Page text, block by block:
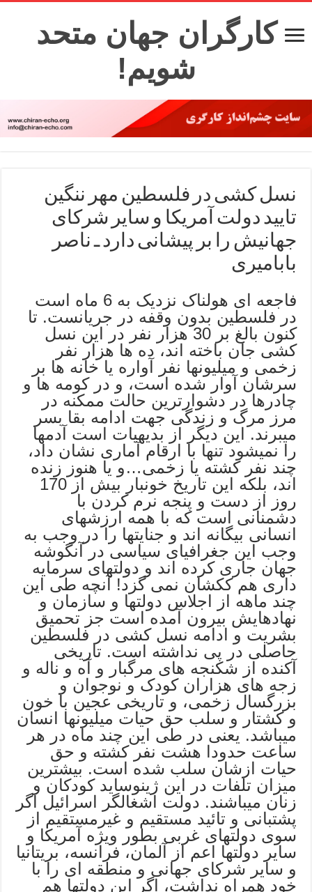
کارگران جهان متحد
شویم!
نسل کشی در فلسطین مهر ننگین
تایید دولت آمریکا و سایر شرکای
جهانیش را بر پیشانی دارد ـ ناصر
بابامیری
فاجعه ای هولناک نزدیک به 6 ماه است
در فلسطین بدون وقفه در جریانست. تا
کنون بالغ بر 30 هزار نفر در این نسل
کشی جان باخته اند، ده ها هزار نفر
زخمی و میلیونها نفر آواره یا خانه ها بر
سرشان آوار شده است، و در کومه ها و
چادرها در دشوارترین حالت ممکنه در
مرز مرگ و زندگی جهت ادامه بقا بسر
میبرند. این دیگر از بدیهیات است آدمها
را نمیشود تنها با ارقام آماری نشان داد،
چند نفر کشته یا زخمی…و یا هنوز زنده
اند، بلکه این تاریخ خونبار بیش از 170
روز از دست و پنجه نرم کردن با
دشمنانی است که با همه ارزشهای
انسانی بیگانه اند و جنایتها را در وجب به
وجب این جغرافیای سیاسی در آنگوشه
جهان جاری کرده اند و دولتهای سرمایه
داری هم ککشان نمی گزد! آنچه طی این
چند ماهه از اجلاس دولتها و سازمان و
نهادهایش بیرون آمده است جز تحمیق
بشریت و ادامه نسل کشی در فلسطین
حاصلی در پی نداشته است. تاریخی
آکنده از شکنجه های مرگبار و آه و ناله و
زجه های هزاران کودک و نوجوان و
بزرگسال زخمی، و تاریخی عجین با خون
و کشتار و سلب حق حیات میلیونها انسان
میباشد. یعنی در طی این چند ماه در هر
ساعت حدودا هشت نفر کشته و حق
حیات ازشان سلب شده است. بیشترین
میزان تلفات در این ژینوساید کودکان و
زنان میباشند. دولت اشغالگر اسرائیل اگر
پشتبانی و تائید مستقیم و غیرمستقیم از
سوی دولتهای غربی بطور ویژه آمریکا و
سایر دولتها اعم از آلمان، فرانسه، بریتانیا
و سایر شرکای جهانی و منطقه ای را با
خود همراه نداشت، اگر این دولتها هم